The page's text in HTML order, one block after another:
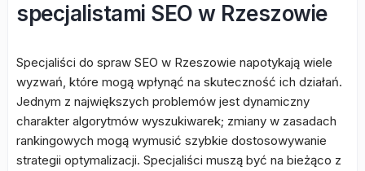
specjalistami SEO w Rzeszowie
Specjaliści do spraw SEO w Rzeszowie napotykają wiele
wyzwań, które mogą wpłynąć na skuteczność ich działań.
Jednym z największych problemów jest dynamiczny
charakter algorytmów wyszukiwarek; zmiany w zasadach
rankingowych mogą wymusić szybkie dostosowywanie
strategii optymalizacji. Specjaliści muszą być na bieżąco z